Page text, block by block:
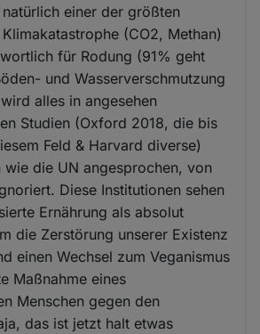
einer der größten
(CO2, Methan)
für Rodung (91% geht
und Wasserverschmutzung
alles in angesehen
Studien (Oxford 2018, die bis
Feld & Harvard diverse)
wie die UN angesprochen, von
Diese Institutionen sehen
Ernährung als absolut
die Zerstörung unserer Existenz
einen Wechsel zum Veganismus
Maßnahme eines
Menschen gegen den
das ist jetzt halt etwas